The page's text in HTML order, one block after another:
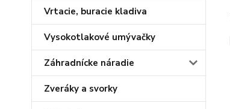
Vrtacie, buracie kladiva
Vysokotlakové umývačky
Záhradnícke náradie
Zveráky a svorky